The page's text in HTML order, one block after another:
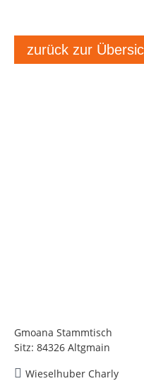
Gmoana Stammtisch
Sitz: 84326 Altgmain
Wieselhuber Charly
zurück zur